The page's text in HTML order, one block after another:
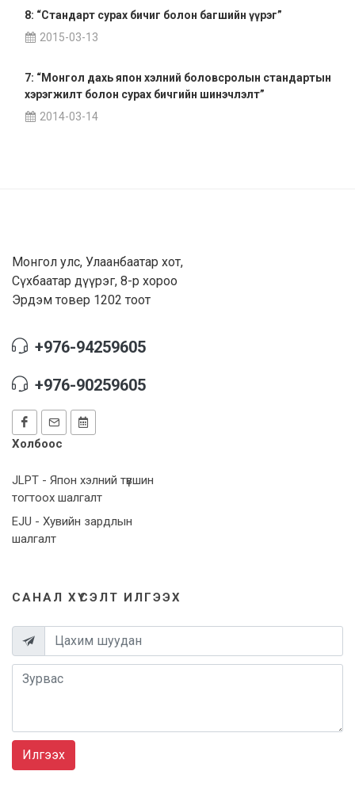
8: “Стандарт сурах бичиг болон багшийн үүрэг”
2015-03-13
7: “Монгол дахь япон хэлний боловсролын стандартын
хэрэгжилт болон сурах бичгийн шинэчлэлт”
2014-03-14
Монгол улс, Улаанбаатар хот,
Сүхбаатар дүүрэг, 8-р хороо
Эрдэм товер 1202 тоот
+976-94259605
+976-90259605
Холбоос
JLPT - Япон хэлний түвшин
тогтоох шалгалт
EJU - Хувийн зардлын
шалгалт
САНАЛ ХҮСЭЛТ ИЛГЭЭХ
Илгээх